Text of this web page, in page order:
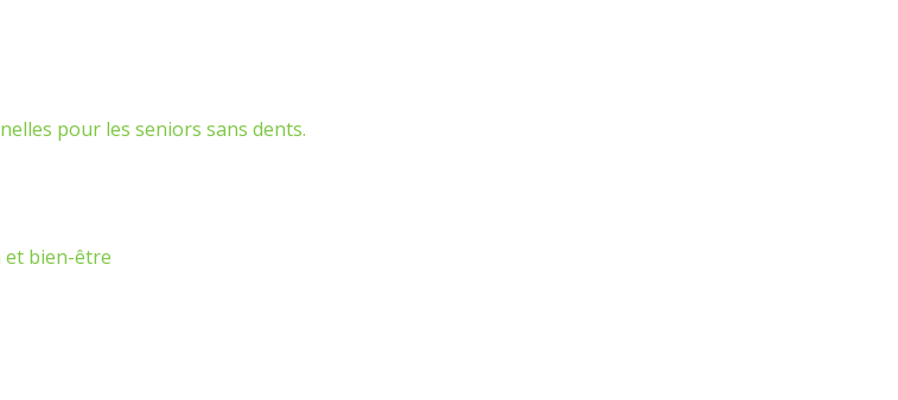
pour les seniors sans dents.
et bien-être